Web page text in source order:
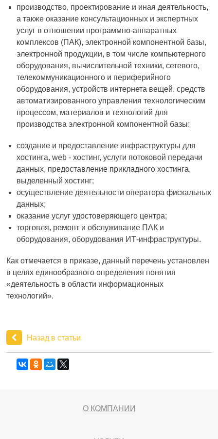
производство, проектирование и иная деятельность,
а также оказание консультационных и экспертных
услуг в отношении программно-аппаратных
комплексов (ПАК), электронной компонентной базы,
электронной продукции, в том числе компьютерного
оборудования, вычислительной техники, сетевого,
телекоммуникационного и периферийного
оборудования, устройств интернета вещей, средств
автоматизированного управления технологическим
процессом, материалов и технологий для
производства электронной компонентной базы;
создание и предоставление инфраструктуры для
хостинга, web - хостинг, услуги потоковой передачи
данных, предоставление прикладного хостинга,
выделенный хостинг;
осуществление деятельности оператора фискальных
данных;
оказание услуг удостоверяющего центра;
торговля, ремонт и обслуживание ПАК и
оборудования, оборудования ИТ-инфраструктуры.
Как отмечается в приказе, данный перечень установлен
в целях единообразного определения понятия
«деятельность в области информационных
технологий».
Назад в статьи
О КОМПАНИИ